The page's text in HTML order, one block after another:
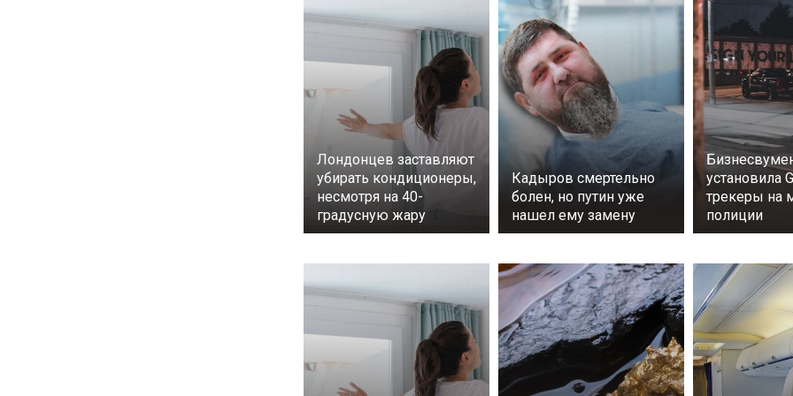
Лондонцев заставляют
убирать кондиционеры,
несмотря на 40-
градусную жару
Кадыров смертельно
болен, но путин уже
нашел ему замену
установила
трекеры на
полиции